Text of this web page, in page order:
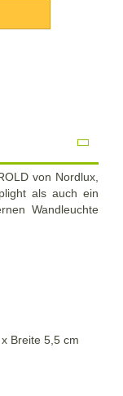
von Nordlux,
als auch ein
Wandleuchte
Breite 5,5 cm